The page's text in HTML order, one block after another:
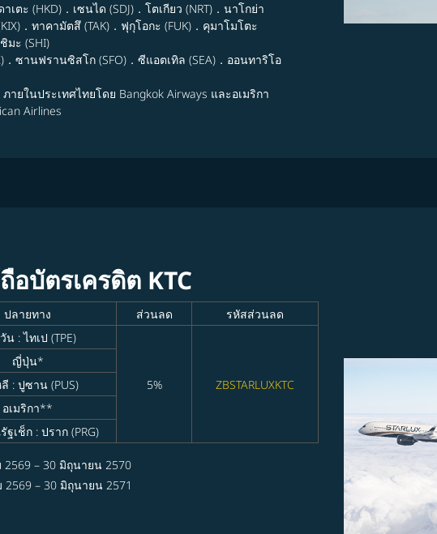
ตะ (HKD)．เซนได (SDJ)．โตเกียว (NRT)．นาโกย่า
．ทาคามัตสึ (TAK)．ฟุกุโอกะ (FUK)．คุมาโมโตะ
มะ (SHI)
ซานฟรานซิสโก (SFO)．ซีแอตเทิล (SEA)．ออนทาริโอ
ายในประเทศไทยโดย Bangkok Airways และอเมริกา
Airlines
บัตรเครดิต KTC
ปลายทาง ส่วนลด รหัสส่วนลด
น : ไทเป (TPE)
5% ZBSTARLUXKTC
ญี่ปุ่น*
ลี : ปูซาน (PUS)
อเมริกา**
เช็ก : ปราก (PRG)
2569 – 30 มิถุนายน 2570
2569 – 30 มิถุนายน 2571